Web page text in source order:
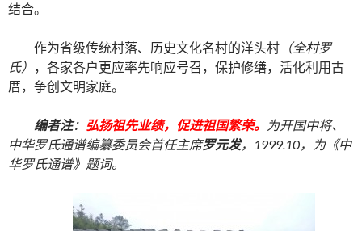
结合。
作为省级传统村落、历史文化名村的洋头村 （全村罗
氏） ，各家各户更应率先响应号召，保护修缮，活化利用古
厝，争创文明家庭。
编者注： 弘扬祖先业绩，促进祖国繁荣。
为开国中将、
中华罗氏通谱编纂委员会首任主席罗元发，1999.10，为《中
华罗氏通谱》题词。